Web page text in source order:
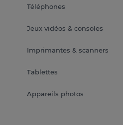
Téléphones
Jeux vidéos & consoles
Imprimantes & scanners
Tablettes
Appareils photos